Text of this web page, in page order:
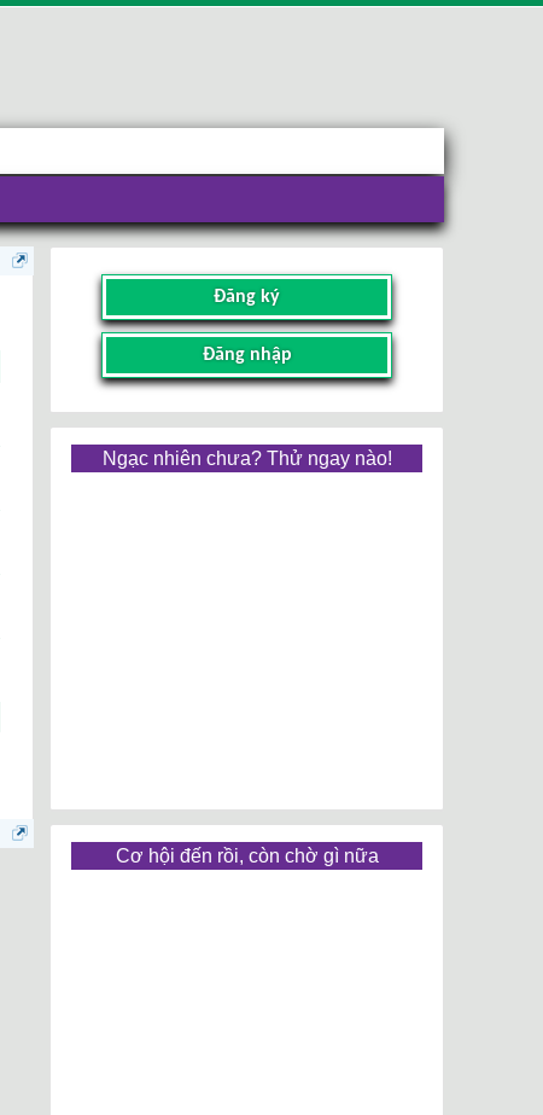
Đăng ký
Đăng nhập
Ngạc nhiên chưa? Thử ngay nào!
Cơ hội đến rồi, còn chờ gì nữa